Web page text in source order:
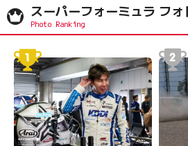
スーパーフォーミュラ フ